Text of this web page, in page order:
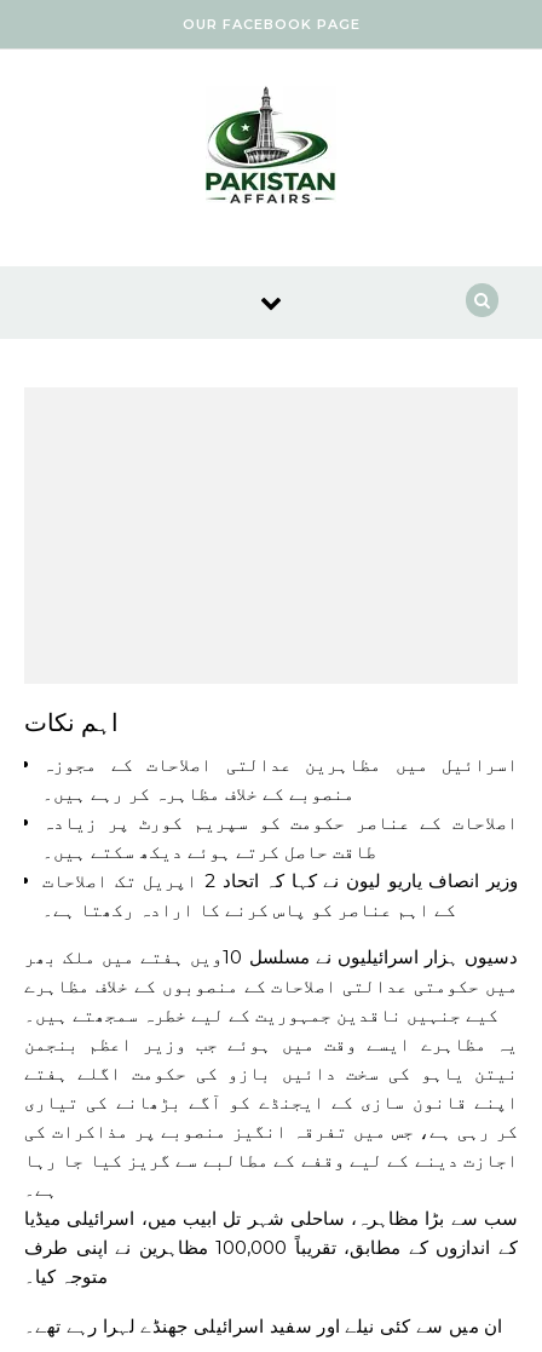
OUR FACEBOOK PAGE
اہم نکات
اسرائیل میں مظاہرین عدالتی اصلاحات کے مجوزہ
منصوبے کے خلاف مظاہرہ کر رہے ہیں۔
اصلاحات کے عناصر حکومت کو سپریم کورٹ پر زیادہ
طاقت حاصل کرتے ہوئے دیکھ سکتے ہیں۔
وزیر انصاف یاریو لیون نے کہا کہ اتحاد 2 اپریل تک اصلاحات
کے اہم عناصر کو پاس کرنے کا ارادہ رکھتا ہے۔
دسیوں ہزار اسرائیلیوں نے مسلسل 10ویں ہفتے میں ملک بھر
میں حکومتی عدالتی اصلاحات کے منصوبوں کے خلاف مظاہرے
کیے جنہیں ناقدین جمہوریت کے لیے خطرہ سمجھتے ہیں۔
یہ مظاہرے ایسے وقت میں ہوئے جب وزیر اعظم بنجمن
نیتن یاہو کی سخت دائیں بازو کی حکومت اگلے ہفتے
اپنے قانون سازی کے ایجنڈے کو آگے بڑھانے کی تیاری
کر رہی ہے، جس میں تفرقہ انگیز منصوبے پر مذاکرات کی
اجازت دینے کے لیے وقفے کے مطالبے سے گریز کیا جا رہا
ہے۔
سب سے بڑا مظاہرہ، ساحلی شہر تل ابیب میں، اسرائیلی میڈیا
کے اندازوں کے مطابق، تقریباً 100,000 مظاہرین نے اپنی طرف
متوجہ کیا۔
ان میں سے کئی نیلے اور سفید اسرائیلی جھنڈے لہرا رہے تھے۔